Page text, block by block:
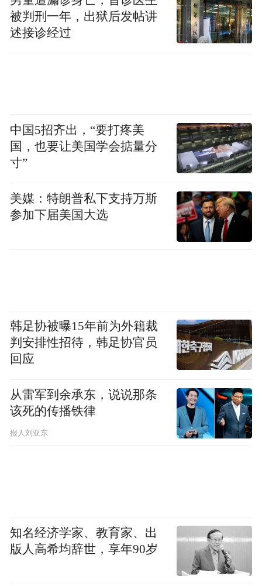
被判刑一年，出狱后发帖讲
述接诊经过
中国5招齐出，“要打疼美
国，也要让美国学会掂量分
寸”
美媒：特朗普私下支持万斯
参加下届美国大选
韩足协被曝15年前为外籍裁
判安排性招待，韩足协官员
回应
从雷军到余承东，说说那条
该死的传播铁律
报人刘亚东
知名经济学家、教育家、出
版人高希均辞世，享年90岁